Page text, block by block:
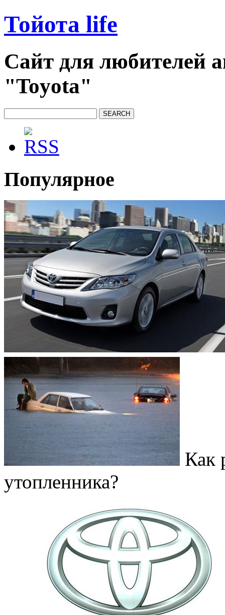
Тойота life
Сайт для любителей
"Toyota"
Популярное
Как
утопленника?